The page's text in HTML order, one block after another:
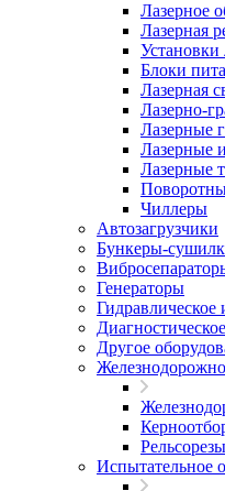
Лазерное
Лазерная
Установки
Блоки
Лазерная
Лазерно-
Лазерные
Лазерные
Лазерные
Чиллеры
Автозагрузчики
Бункеры-
Генераторы
Гидравлическое
Другое
Рельсорезы
Испытательное